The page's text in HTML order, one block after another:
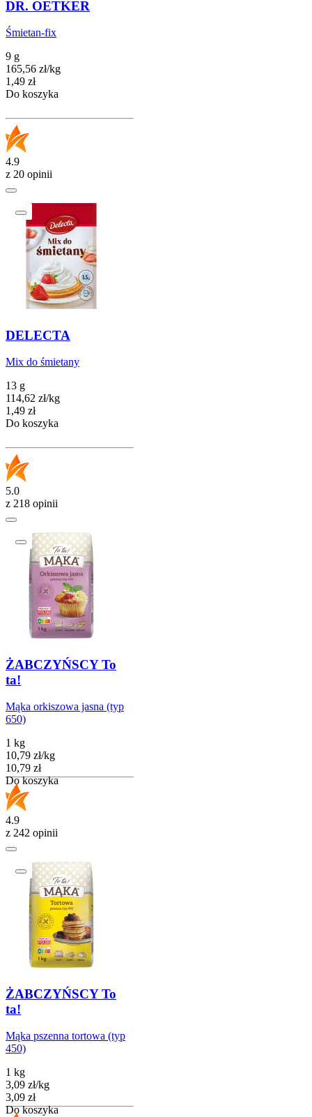
DR. OETKER
Śmietan-fix
9 g
165,56 zł/kg
Cena
1,49 zł
Do koszyka
4.9
z 20 opinii
DELECTA
Mix do śmietany
13 g
114,62 zł/kg
Cena
1,49 zł
Do koszyka
5.0
z 218 opinii
ŻABCZYŃSCY To
ta!
Mąka orkiszowa jasna (typ
650)
1 kg
10,79 zł/kg
Cena
10,79 zł
Do koszyka
4.9
z 242 opinii
ŻABCZYŃSCY To
ta!
Mąka pszenna tortowa (typ
450)
1 kg
3,09 zł/kg
Cena
3,09 zł
Do koszyka